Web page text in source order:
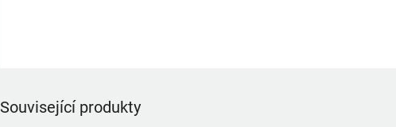
Související produkty